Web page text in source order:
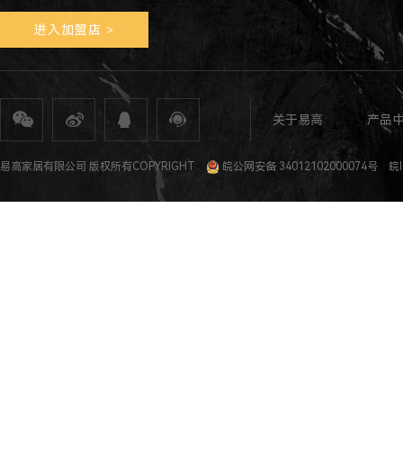
进入加盟店 >
关于易高 产品
全屋定制 定制家具 整体家居 衣柜定制 橱柜定制 全屋定制加盟 全屋整装 全屋定制
易高家居有限公司 版权所有COPYRIGHT 皖公网安备 34012102000074号 皖